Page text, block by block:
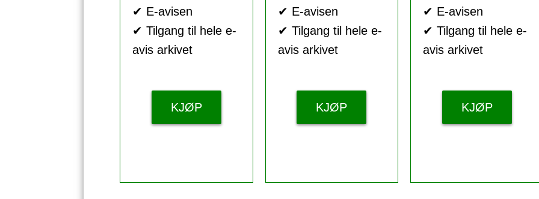
✔ E-avisen
✔ Tilgang til hele e-
avis arkivet
KJØP
✔ E-avisen
✔ Tilgang til hele e-
avis arkivet
KJØP
✔ E-avisen
✔ Tilgang til hele e-
avis arkivet
KJØP